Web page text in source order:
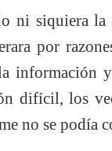
ni siquiera
por
información
difícil, los
no se podía